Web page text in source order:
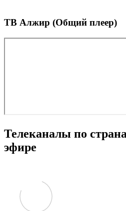
ТВ Алжир (Общий плеер)
Телеканалы по
эфире